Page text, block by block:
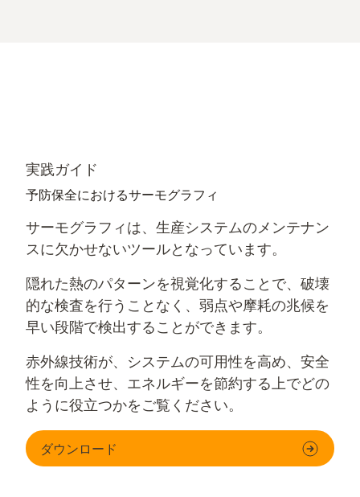
実践ガイド
予防保全におけるサーモグラフィ
サーモグラフィは、生産システムのメンテナン
スに欠かせないツールとなっています。
隠れた熱のパターンを視覚化することで、破壊
的な検査を行うことなく、弱点や摩耗の兆候を
早い段階で検出することができます。
赤外線技術が、システムの可用性を高め、安全
性を向上させ、エネルギーを節約する上でどの
ように役立つかをご覧ください。
ダウンロード